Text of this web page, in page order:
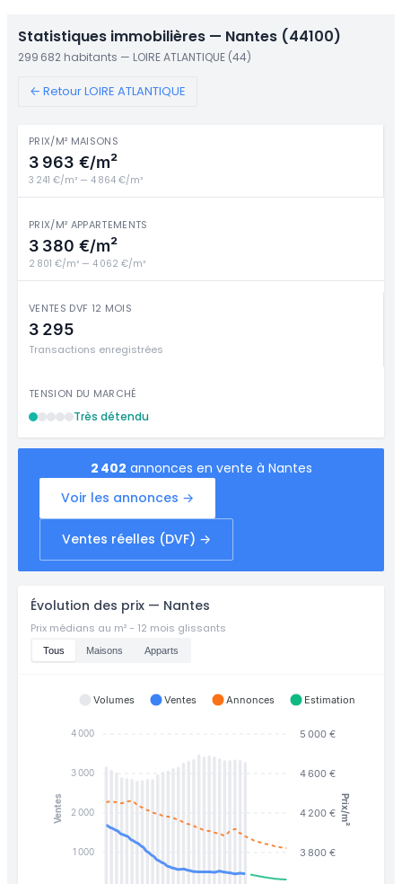
Statistiques immobilières — Nantes (44100)
299 682 habitants — LOIRE ATLANTIQUE (44)
← Retour LOIRE ATLANTIQUE
PRIX/M² MAISONS
3 963 €/m²
3 241 €/m² — 4 864 €/m²
PRIX/M² APPARTEMENTS
3 380 €/m²
2 801 €/m² — 4 062 €/m²
VENTES DVF 12 MOIS
3 295
Transactions enregistrées
TENSION DU MARCHÉ
Très détendu
2 402 annonces en vente à Nantes
Voir les annonces →
Ventes réelles (DVF) →
Évolution des prix — Nantes
Prix médians au m² - 12 mois glissants
Tous Maisons Apparts
4 000
3 000
2 000
1 000
Ventes
5 000 €
4 600 €
4 200 €
3 800 €
Prix/m²
Volumes Ventes Annonces Estimation